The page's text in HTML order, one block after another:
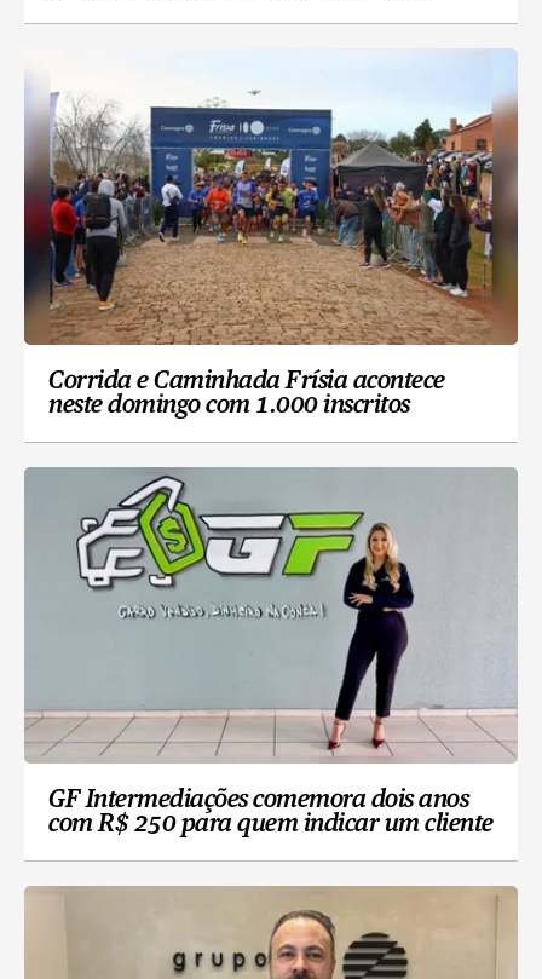
Corrida e Caminhada Frísia acontece
neste domingo com 1.000 inscritos
GF Intermediações comemora dois anos
com R$ 250 para quem indicar um cliente